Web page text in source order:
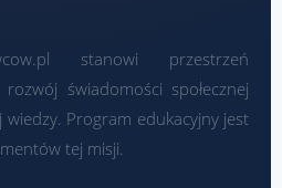
stanowi przestrzeń
świadomości społecznej
Program edukacyjny jest
tej misji.